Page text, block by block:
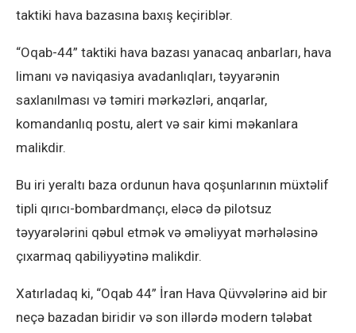
taktiki hava bazasına baxış keçiriblər.
“Oqab-44” taktiki hava bazası yanacaq anbarları, hava
limanı və naviqasiya avadanlıqları, təyyarənin
saxlanılması və təmiri mərkəzləri, anqarlar,
komandanlıq postu, alert və sair kimi məkanlara
malikdir.
Bu iri yeraltı baza ordunun hava qoşunlarının müxtəlif
tipli qırıcı-bombardmançı, eləcə də pilotsuz
təyyarələrini qəbul etmək və əməliyyat mərhələsinə
çıxarmaq qabiliyyətinə malikdir.
Xatırladaq ki, “Oqab 44” İran Hava Qüvvələrinə aid bir
neçə bazadan biridir və son illərdə modern tələbat